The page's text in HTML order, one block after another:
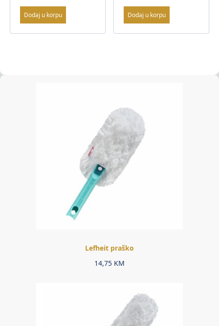
Dodaj u korpu Dodaj u korpu
Lefheit praško
14,75 KM